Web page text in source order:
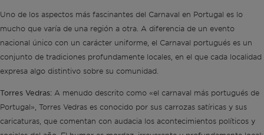
Uno de los aspectos más fascinantes del Carnaval en Portugal es lo
mucho que varía de una región a otra. A diferencia de un evento
nacional único con un carácter uniforme, el Carnaval portugués es un
conjunto de tradiciones profundamente locales, en el que cada localidad
expresa algo distintivo sobre su comunidad.
Torres Vedras: A menudo descrito como «el carnaval más portugués de
Portugal», Torres Vedras es conocido por sus carrozas satíricas y sus
caricaturas, que comentan con audacia los acontecimientos políticos y